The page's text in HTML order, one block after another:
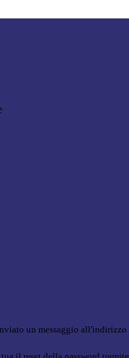
un messaggio